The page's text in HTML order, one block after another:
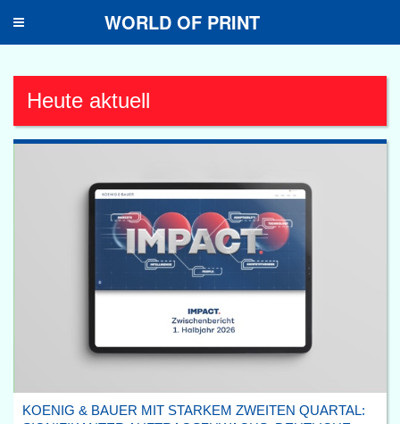
Toggle
WORLD OF PRINT
Heute aktuell
KOENIG & BAUER MIT STARKEM ZWEITEN QUARTAL: